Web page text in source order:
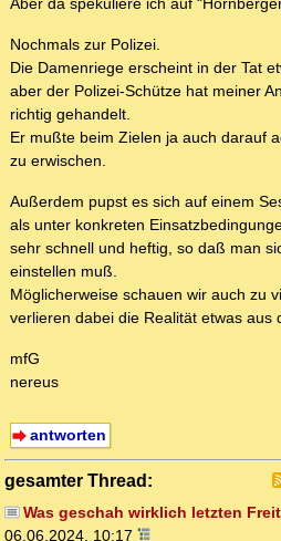
Aber da spekuliere ich auf
Nochmals zur Polizei.
Die Damenriege erscheint in der Tat
aber der Polizei-Schütze hat meiner
richtig gehandelt.
Er mußte beim Zielen ja auch darauf
zu erwischen.
Außerdem pupst es sich auf einem
als unter konkreten
sehr schnell und heftig, so daß man
einstellen muß.
Möglicherweise schauen wir auch zu
verlieren dabei die Realität etwas aus
mfG
nereus
antworten
gesamter Thread:
Was geschah wirklich letzten
06.06.2024, 10:17